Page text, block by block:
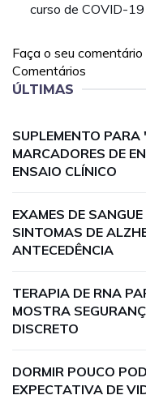
curso de COVID-
Faça o seu comentário
Comentários
ÚLTIMAS
SUPLEMENTO
MARCADORES DE
ENSAIO CLÍNICO
EXAMES DE
SINTOMAS DE
ANTECEDÊNCIA
TERAPIA DE RNA
MOSTRA
DISCRETO
DORMIR POUCO
EXPECTATIVA DE